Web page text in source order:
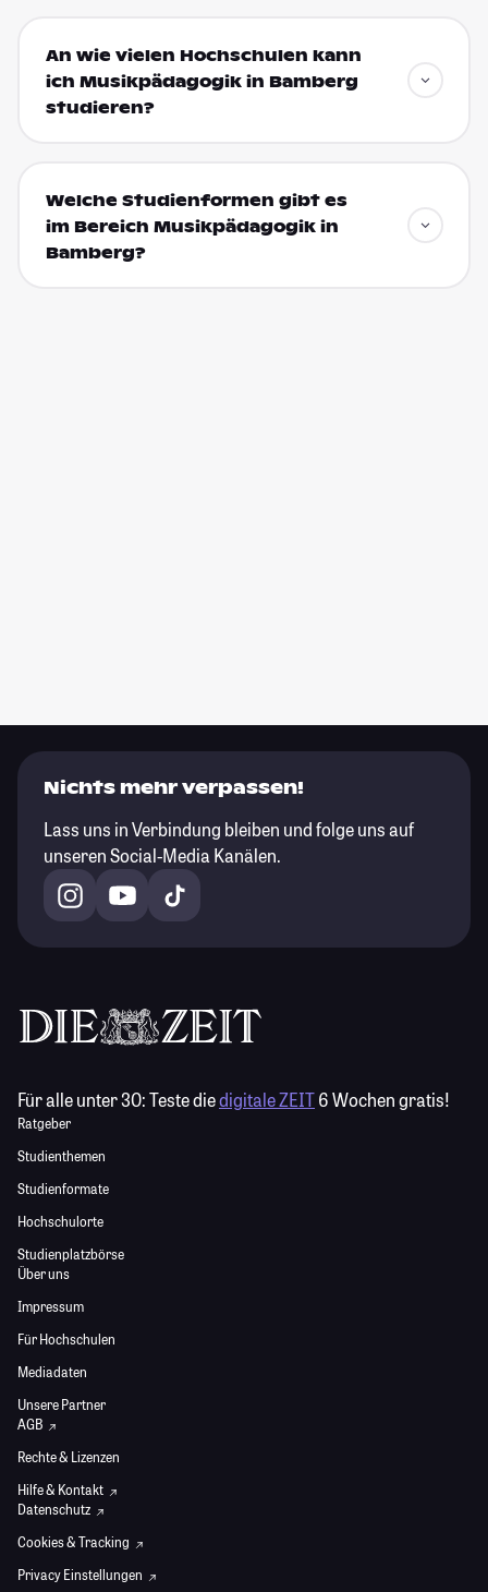
An wie vielen Hochschulen kann
ich Musikpädagogik in Bamberg
studieren?
Welche Studienformen gibt es
im Bereich Musikpädagogik in
Bamberg?
Nichts mehr verpassen!
Lass uns in Verbindung bleiben und folge uns auf
unseren Social-Media Kanälen.
Für alle unter 30:Teste diedigitale ZEIT6 Wochen gratis!
Ratgeber
Studienthemen
Studienformate
Hochschulorte
Studienplatzbörse
Über uns
Impressum
Für Hochschulen
Mediadaten
Unsere Partner
AGB
Rechte & Lizenzen
Hilfe & Kontakt
Datenschutz
Cookies & Tracking
Privacy Einstellungen